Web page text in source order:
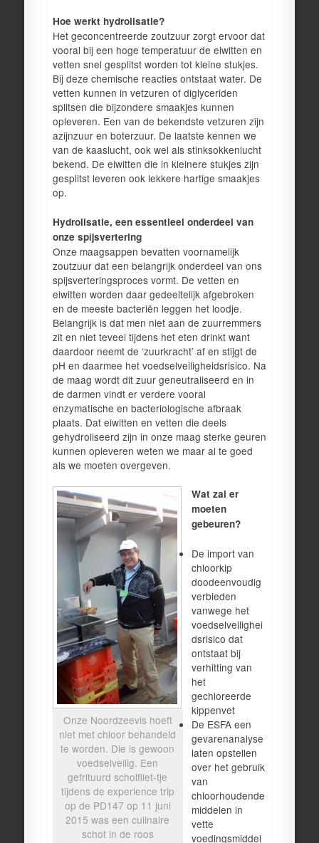
Hoe werkt hydrolisatie?
Het geconcentreerde zoutzuur zorgt ervoor dat
vooral bij een hoge temperatuur de eiwitten en
vetten snel gesplitst worden tot kleine stukjes.
Bij deze chemische reacties ontstaat water. De
vetten kunnen in vetzuren of diglyceriden
splitsen die bijzondere smaakjes kunnen
opleveren. Een van de bekendste vetzuren zijn
azijnzuur en boterzuur. De laatste kennen we
van de kaaslucht, ook wel als stinksokkenlucht
bekend. De eiwitten die in kleinere stukjes zijn
gesplitst leveren ook lekkere hartige smaakjes
op.
Hydrolisatie, een essentieel onderdeel van
onze spijsvertering
Onze maagsappen bevatten voornamelijk
zoutzuur dat een belangrijk onderdeel van ons
spijsverteringsproces vormt. De vetten en
eiwitten worden daar gedeeltelijk afgebroken
en de meeste bacteriën leggen het loodje.
Belangrijk is dat men niet aan de zuurremmers
zit en niet teveel tijdens het eten drinkt want
daardoor neemt de ‘zuurkracht’ af en stijgt de
pH en daarmee het voedselveiligheidsrisico. Na
de maag wordt dit zuur geneutraliseerd en in
de darmen vindt er verdere vooral
enzymatische en bacteriologische afbraak
plaats. Dat eiwitten en vetten die deels
gehydroliseerd zijn in onze maag sterke geuren
kunnen opleveren weten we maar al te goed
als we moeten overgeven.
Onze Noordzeevis hoeft
niet met chloor behandeld
te worden. Die is gewoon
voedselveilig. Een
gefrituurd scholfilet-tje
tijdens de experience trip
op de PD147 op 11 juni
2015 was een culinaire
schot in de roos
Wat zal er
moeten
gebeuren?
De import van
chloorkip
doodeenvoudig
verbieden
vanwege het
voedselveilighei
dsrisico dat
ontstaat bij
verhitting van
het
gechloreerde
kippenvet
De ESFA een
gevarenanalyse
laten opstellen
over het gebruik
van
chloorhoudende
middelen in
vette
voedingsmiddel